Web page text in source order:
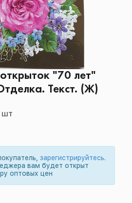
"70 лет"
Текст. (Ж)
шт
зарегистрируйтесь.
вам будет открыт
оптовых цен